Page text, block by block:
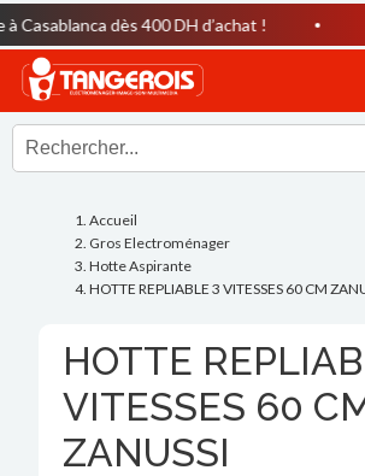
dès 400 DH d’achat !
Accueil
Gros Electroménager
Hotte Aspirante
HOTTE REPLIABLE 3 VITESSES 60 CM
HOTTE
VITESSES 60
ZANUSSI